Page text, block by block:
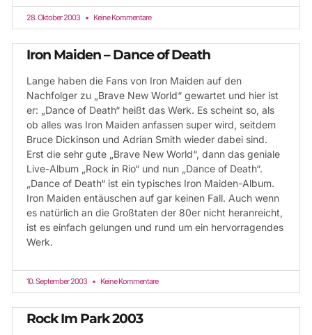
28. Oktober 2003 Keine Kommentare
Iron Maiden – Dance of Death
Lange haben die Fans von Iron Maiden auf den
Nachfolger zu „Brave New World“ gewartet und hier ist
er: „Dance of Death“ heißt das Werk. Es scheint so, als
ob alles was Iron Maiden anfassen super wird, seitdem
Bruce Dickinson und Adrian Smith wieder dabei sind.
Erst die sehr gute „Brave New World“, dann das geniale
Live-Album „Rock in Rio“ und nun „Dance of Death“.
„Dance of Death“ ist ein typisches Iron Maiden-Album.
Iron Maiden entäuschen auf gar keinen Fall. Auch wenn
es natürlich an die Großtaten der 80er nicht heranreicht,
ist es einfach gelungen und rund um ein hervorragendes
Werk.
10. September 2003 Keine Kommentare
Rock Im Park 2003